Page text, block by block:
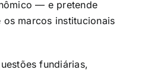
— e pretende
marcos institucionais
fundiárias,